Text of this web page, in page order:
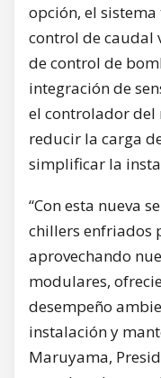
opción, el
control de caudal
de control de
integración de
el controlador del
reducir la carga
simplificar la
“Con esta nueva
chillers enfriados
aprovechando
modulares,
desempeño
instalación y
Maruyama,